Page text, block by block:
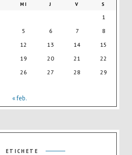
MI J V S
1
5 6 7
8
12 13 14
15
19 20 21
22
26 27 28
29
« feb.
ETICHETE